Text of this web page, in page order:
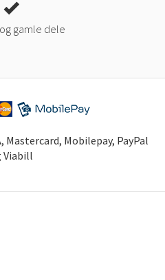
gamle dele
Mastercard, Mobilepay, PayPal
Viabill